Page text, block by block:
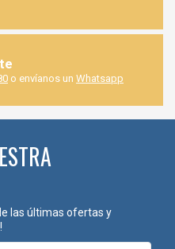
personales
o envíanos un Whatsapp
las últimas ofertas y